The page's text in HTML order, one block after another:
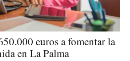
euros a fomentar la
en La Palma